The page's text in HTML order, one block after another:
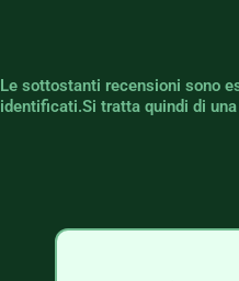
Le sottostanti recensioni sono
identificati.Si tratta quindi di